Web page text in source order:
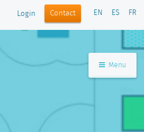
Login Contact EN ES FR
Menu